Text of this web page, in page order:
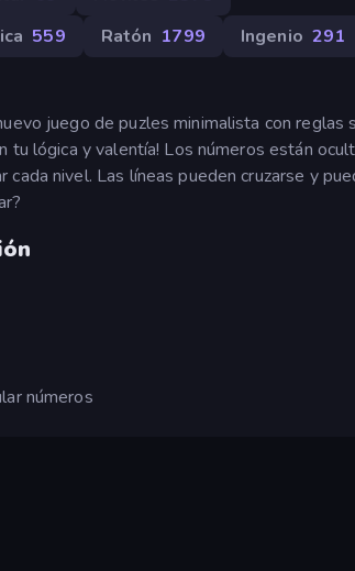
559 Ratón 1799 Ingenio 291
juego de puzles minimalista con reglas
tu lógica y valentía! Los números están
cada nivel. Las líneas pueden cruzarse y
números